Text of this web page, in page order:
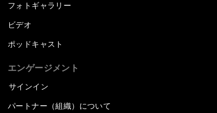
フォトギャラリー
ビデオ
ポッドキャスト
エンゲージメント
サインイン
パートナー（組織）について